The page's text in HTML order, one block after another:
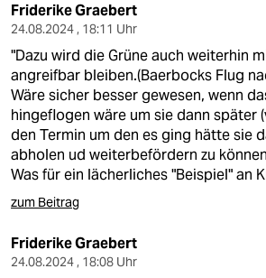
Friderike Graebert
24.08.2024 , 18:11 Uhr
"Dazu wird die Grüne auch weiterhin
angreifbar bleiben.(Baerbocks Flug
Wäre sicher besser gewesen, wenn
hingeflogen wäre um sie dann später
den Termin um den es ging hätte sie
abholen ud weiterbefördern zu
Was für ein lächerliches "Beispiel" an
zum Beitrag
Friderike Graebert
24.08.2024 , 18:08 Uhr